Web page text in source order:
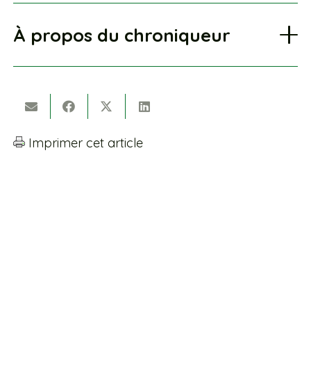
À propos du chroniqueur
Imprimer cet article